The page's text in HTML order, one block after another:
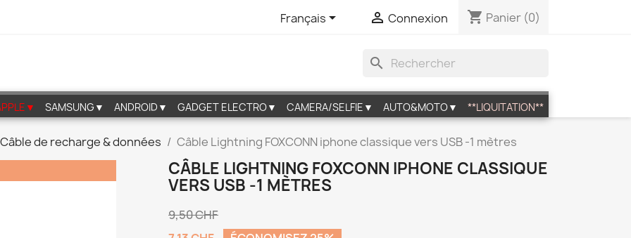
Français  Connexion shopping_cart Panier (0)
search
SAMSUNG▼ ANDROID▼ GADGET ELECTRO▼ CAMERA/SELFIE▼ AUTO&MOTO▼ **LIQUITATION**
Câble de recharge & données Câble Lightning FOXCONN iphone classique vers USB -1 mètres
CÂBLE LIGHTNING FOXCONN IPHONE CLASSIQUE
VERS USB -1 MÈTRES
9,50 CHF